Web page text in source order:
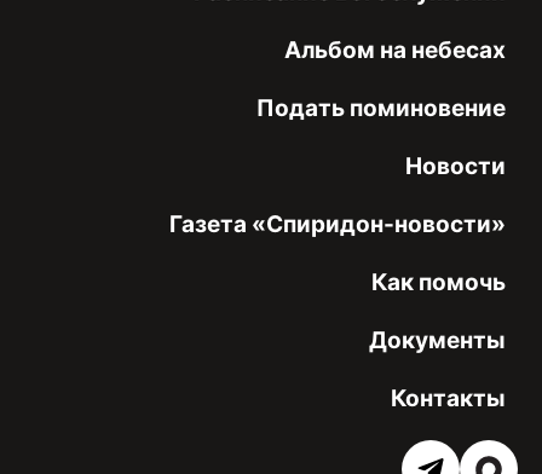
Альбом на небесах
Подать поминовение
Новости
Газета «Спиридон-новости»
Как помочь
Документы
Контакты